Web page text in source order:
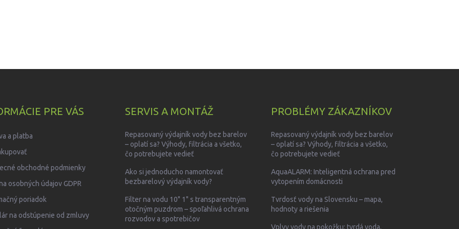
PRE VÁS
a platba
obchodné podmienky
osobných údajov GDPR
poriadok
na odstúpenie od zmluvy
SERVIS A MONTÁŽ
Repasovaný výdajník vody bez barelov
– oplatí sa? Výhody, filtrácia a všetko,
čo potrebujete vedieť
Ako si jednoducho namontovať
bezbarelový výdajník vody?
Filter na vodu 10" 1" s transparentným
otočným puzdrom – spoľahlivá ochrana
rozvodov a spotrebičov
PROBLÉMY ZÁKAZNÍKOV
Repasovaný výdajník vody bez barelov
– oplatí sa? Výhody, filtrácia a všetko,
čo potrebujete vedieť
AquaALARM: Inteligentná ochrana pred
vytopením domácnosti
Tvrdosť vody na Slovensku – mapa,
hodnoty a riešenia
Vplyv vody na pokožku: tvrdá voda,